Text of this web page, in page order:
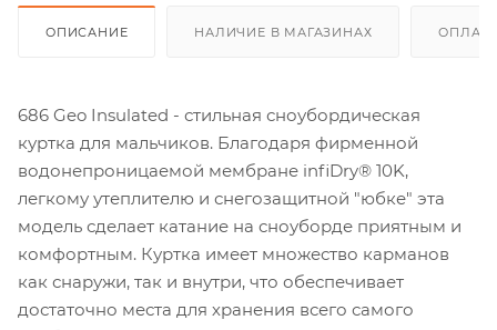
ОПИСАНИЕ НАЛИЧИЕ В МАГАЗИНАХ
686 Geo Insulated - стильная сноубордическая
куртка для мальчиков. Благодаря фирменной
водонепроницаемой мембране infiDry® 10K,
легкому утеплителю и снегозащитной "юбке" эта
модель сделает катание на сноуборде приятным и
комфортным. Куртка имеет множество карманов
как снаружи, так и внутри, что обеспечивает
достаточно места для хранения всего самого